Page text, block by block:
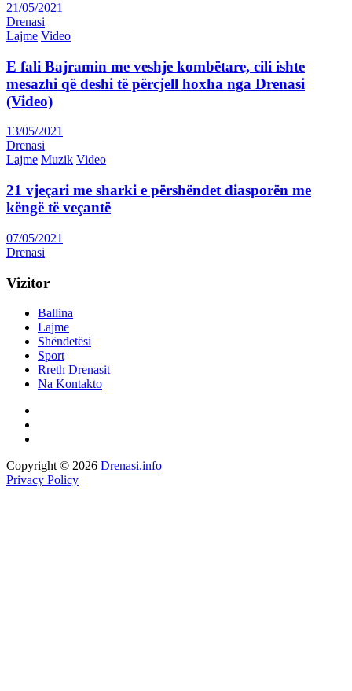
21/05/2021
Drenasi
Lajme Video
E fali Bajramin me veshje kombëtare, cili ishte
mesazhi që deshi të përcjell hoxha nga Drenasi
(Video)
13/05/2021
Drenasi
Lajme Muzik Video
21 vjeçari me sharki e përshëndet diasporën me
këngë të veçantë
07/05/2021
Drenasi
Vizitor
Ballina
Lajme
Shëndetësi
Sport
Rreth Drenasit
Na Kontakto
Copyright © 2026 Drenasi.info
Privacy Policy